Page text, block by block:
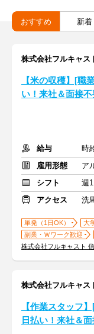
おすすめ 新着
株式会社フルキャス
【米の収穫】[職
い！来社＆面接
給与
時
雇用形態
ア
シフト
週
アクセス
洗
単発（1日OK） 大
副業・Ｗワーク歓迎
株式会社フルキャスト
株式会社フルキャス
【作業スタッフ
日払い！来社＆